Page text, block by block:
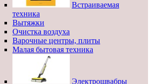
Встраиваемая
техника
Вытяжки
Очистка воздуха
Варочные центры, плиты
Малая бытовая техника
Электрошвабры